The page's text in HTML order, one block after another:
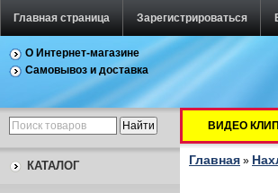
Главная страница Зарегистрироваться
О Интернет-магазине
Самовывоз и доставка
КАТАЛОГ
ВИДЕО
Главная »